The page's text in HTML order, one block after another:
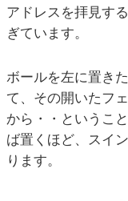
アドレスを拝見す
ぎています。
ボールを左に置き
て、その開いたフ
から・・というこ
ば置くほど、スイ
ります。